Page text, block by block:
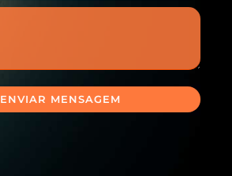
ENVIAR MENSAGEM